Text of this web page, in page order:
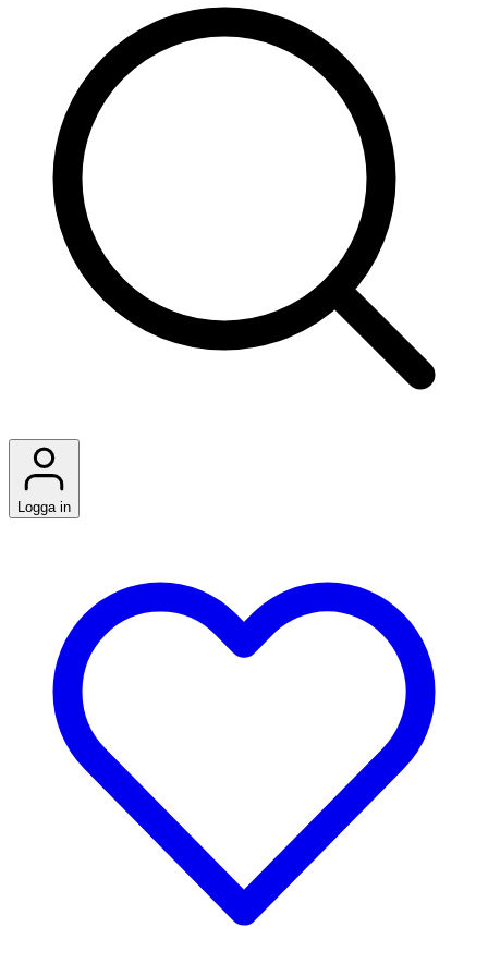
Logga in